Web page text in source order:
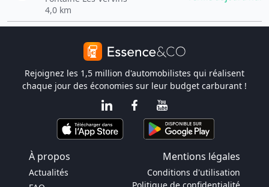
4,0 km
Rejoignez les 1,5 million d'automobilistes qui réalisent
chaque jour des économies sur leur budget carburant !
À propos Mentions légales
Actualités
Conditions d'utilisation